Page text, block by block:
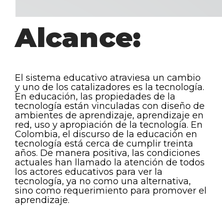
Alcance:
El sistema educativo atraviesa un cambio
y uno de los catalizadores es la tecnología.
En educación, las propiedades de la
tecnología están vinculadas con diseño de
ambientes de aprendizaje, aprendizaje en
red, uso y apropiación de la tecnología. En
Colombia, el discurso de la educación en
tecnología está cerca de cumplir treinta
años. De manera positiva, las condiciones
actuales han llamado la atención de todos
los actores educativos para ver la
tecnología, ya no como una alternativa,
sino como requerimiento para promover el
aprendizaje.